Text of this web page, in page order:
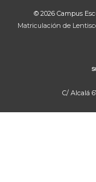
© 2026 Campus
Matriculación de
C/ Alcalá